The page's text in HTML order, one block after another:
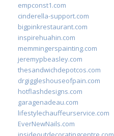
empconst1.com
cinderella-support.com
bigpinkrestaurant.com
inspirehuahin.com
memmingerspainting.com
jeremypbeasley.com
thesandwichdepotcos.com
drgiggleshouseofpain.com
hotflashdesigns.com
garagenadeau.com
lifestylechauffeurservice.com
EverNewNails.com